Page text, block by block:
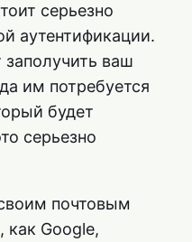
серьезно
аутентификации.
ваш
им потребуется
будет
серьезно
почтовым
Google,